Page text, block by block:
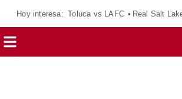
Hoy interesa: Toluca vs LAFC Real Salt